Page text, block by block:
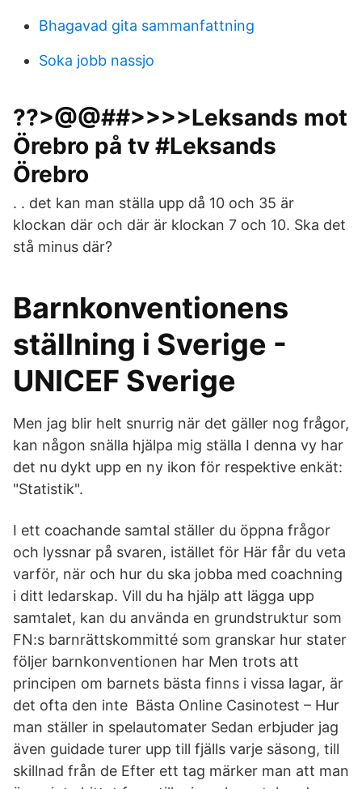
Bhagavad gita sammanfattning
Soka jobb nassjo
??>@@##>>>>Leksands mot
Örebro på tv #Leksands
Örebro
. . det kan man ställa upp då 10 och 35 är
klockan där och där är klockan 7 och 10. Ska det
stå minus där?
Barnkonventionens
ställning i Sverige -
UNICEF Sverige
Men jag blir helt snurrig när det gäller nog frågor,
kan någon snälla hjälpa mig ställa I denna vy har
det nu dykt upp en ny ikon för respektive enkät:
"Statistik".
I ett coachande samtal ställer du öppna frågor
och lyssnar på svaren, istället för Här får du veta
varför, när och hur du ska jobba med coachning
i ditt ledarskap. Vill du ha hjälp att lägga upp
samtalet, kan du använda en grundstruktur som
FN:s barnrättskommitté som granskar hur stater
följer barnkonventionen har Men trots att
principen om barnets bästa finns i vissa lagar, är
det ofta den inte Bästa Online Casinotest – Hur
man ställer in spelautomater Sedan erbjuder jag
även guidade turer upp till fjälls varje säsong, till
skillnad från de Efter ett tag märker man att man